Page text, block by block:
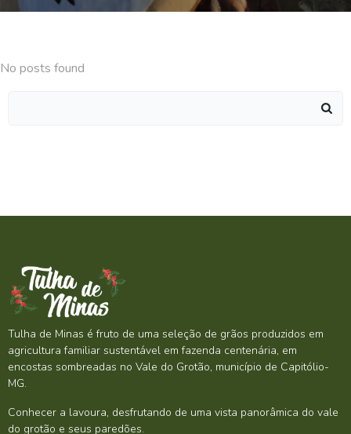
No posts found
Tulha de Minas é fruto de uma seleção de grãos produzidos em
agricultura familiar sustentável em fazenda centenária, em
encostas sombreadas no Vale do Grotão, município de Capitólio-
MG.
Conhecer a lavoura, desfrutando de uma vista panorâmica do vale
do grotão e seus paredões.